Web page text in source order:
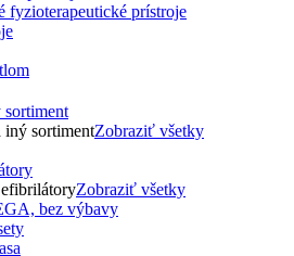
fyzioterapeutické prístroje
sortiment
iný sortimentZobraziť všetky
Zobraziť všetky